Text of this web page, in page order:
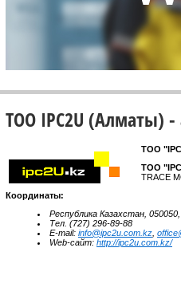
ТОО IPC2U (Алматы) -
ТОО
ТОО
TRACE
Координаты:
Республика Казахстан,
Тел. (727) 296-89-88
E-mail: info@ipc2u.com.kz
Web-сайт: http://ipc2u.com.kz/